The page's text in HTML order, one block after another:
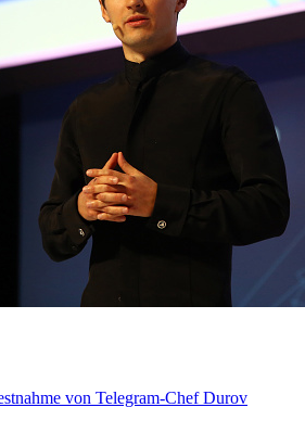
von Telegram-Chef Durov